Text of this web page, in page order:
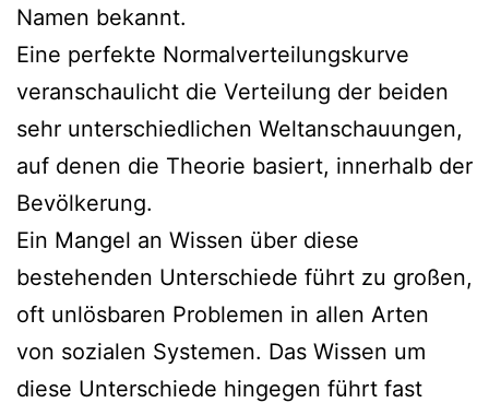
Namen bekannt.
Eine perfekte Normalverteilungskurve
veranschaulicht die Verteilung der beiden
sehr unterschiedlichen Weltanschauungen,
auf denen die Theorie basiert, innerhalb der
Bevölkerung.
Ein Mangel an Wissen über diese
bestehenden Unterschiede führt zu großen,
oft unlösbaren Problemen in allen Arten
von sozialen Systemen. Das Wissen um
diese Unterschiede hingegen führt fast